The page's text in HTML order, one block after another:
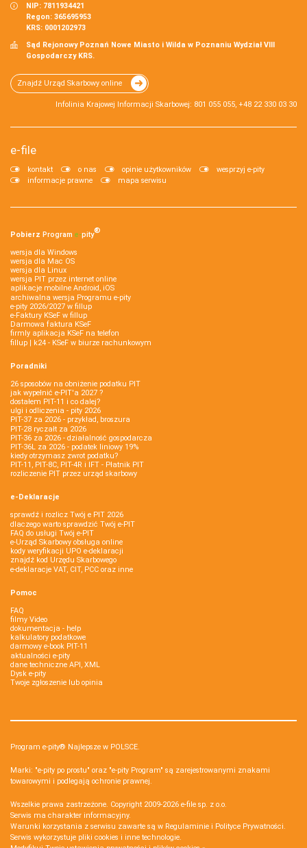
NIP: 7811934421
Regon: 365695953
KRS: 0001202973
Sąd Rejonowy Poznań Nowe Miasto i Wilda w Poznaniu Wydział VIII
Gospodarczy KRS.
Znajdź Urząd Skarbowy online
Infolinia Krajowej Informacji Skarbowej: 801 055 055, +48 22 330 03 30
e-file
kontakt o nas opinie użytkowników
wesprzyj e-pity
informacje prawne
mapa serwisu
Pobierz Program e‑pity®
wersja dla Windows
wersja dla Mac OS
wersja dla Linux
wersja PIT przez internet online
aplikacje mobilne Android, iOS
archiwalna wersja Programu e-pity
e-pity 2026/2027 w fillup
e‑Faktury KSeF w fillup
Darmowa faktura KSeF
firmly aplikacja KSeF na telefon
fillup | k24 - KSeF w biurze rachunkowym
Poradniki
26 sposobów na obniżenie podatku PIT
jak wypełnić e-PIT'a 2027 ?
dostałem PIT-11 i co dalej?
ulgi i odliczenia - pity 2026
PIT-37 za 2026 - przykład, broszura
PIT-28 ryczałt za 2026
PIT-36 za 2026 - działalność gospodarcza
PIT-36L za 2026 - podatek liniowy 19%
kiedy otrzymasz zwrot podatku?
PIT-11, PIT-8C, PIT-4R i IFT - Płatnik PIT
rozliczenie PIT przez urząd skarbowy
e-Deklaracje
sprawdź i rozlicz Twój e PIT 2026
dlaczego warto sprawdzić Twój e-PIT
FAQ do usługi Twój e-PIT
e-Urząd Skarbowy obsługa online
kody weryfikacji UPO e-deklaracji
znajdź kod Urzędu Skarbowego
e-deklaracje VAT, CIT, PCC oraz inne
Pomoc
FAQ
filmy Video
dokumentacja - help
kalkulatory podatkowe
darmowy e-book PIT-11
aktualności e-pity
dane techniczne API, XML
Dysk e-pity
Twoje zgłoszenie lub opinia
Program e-pity® Najlepsze w POLSCE.
Marki: "e-pity po prostu" oraz "e-pity Program" są zarejestrowanymi znakami
towarowymi i podlegają ochronie prawnej.
Wszelkie prawa zastrzeżone. Copyright 2009-2026 e-file sp. z o.o.
Serwis ma charakter informacyjny.
Warunki korzystania z serwisu zawarte są w Regulaminie i Polityce Prywatności.
Serwis wykorzystuje pliki cookies i inne technologie.